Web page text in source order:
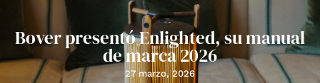
Bover presentó Enlighted, su manual
de marca 2026
27 marzo, 2026